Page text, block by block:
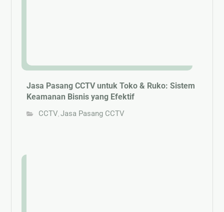
Jasa Pasang CCTV untuk Toko & Ruko: Sistem
Keamanan Bisnis yang Efektif
CCTV,Jasa Pasang CCTV